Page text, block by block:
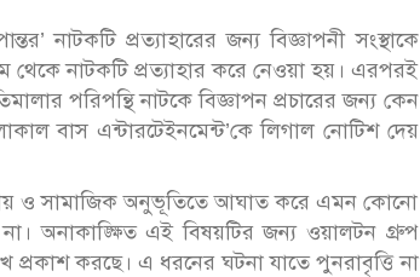
নাটকটি প্রত্যাহারের জন্য বিজ্ঞাপনী সংস্থাকে
নাটকটি প্রত্যাহার করে নেওয়া হয়। এরপরই
পরিপন্থি নাটকে বিজ্ঞাপন প্রচারের জন্য কেন
বাস এন্টারটেইনমেন্ট’কে লিগাল নোটিশ দেয়
ও সামাজিক অনুভূতিতে আঘাত করে এমন কোনো
অনাকাঙ্ক্ষিত এই বিষয়টির জন্য ওয়ালটন গ্রুপ
প্রকাশ করছে। এ ধরনের ঘটনা যাতে পুনরাবৃত্তি না